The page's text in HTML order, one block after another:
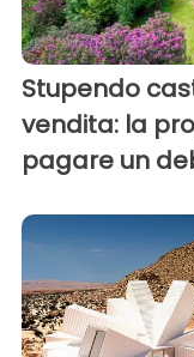
Stupendo
vendita: la
pagare un